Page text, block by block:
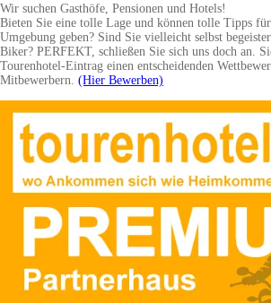
Wir suchen Gasthöfe, Pensionen und Hotels!
Bieten Sie eine tolle Lage und können tolle Tipps
Umgebung geben? Sind Sie vielleicht selbst
Biker? PERFEKT, schließen Sie sich uns doch an.
Tourenhotel-Eintrag einen entscheidenden
Mitbewerbern. (Hier Bewerben)